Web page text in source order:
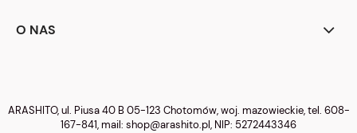
O NAS
ARASHITO, ul. Piusa 40 B 05-123 Chotomów, woj. mazowieckie, tel. 608-
167-841, mail: shop@arashito.pl, NIP: 5272443346